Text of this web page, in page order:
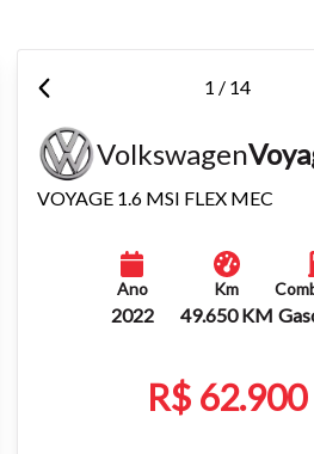
1 / 14
Volkswagen
VOYAGE 1.6 MSI FLEX MEC
Ano
2022
Km
49.650 KM
R$ 62.900